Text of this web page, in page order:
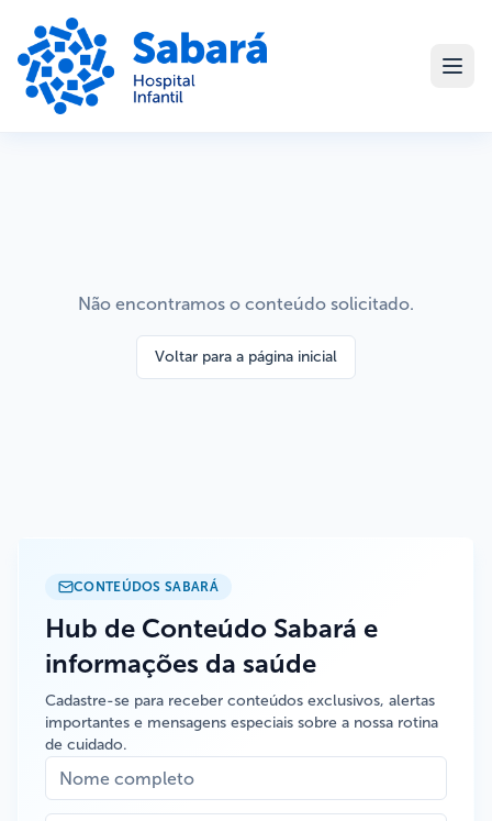
Não encontramos o conteúdo solicitado.
Voltar para a página inicial
CONTEÚDOS SABARÁ
Hub de Conteúdo Sabará e
informações da saúde
Cadastre-se para receber conteúdos exclusivos, alertas
importantes e mensagens especiais sobre a nossa rotina
de cuidado.